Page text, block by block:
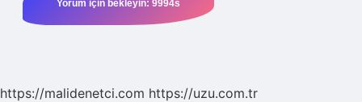
https://malidenetci.com https://uzu.com.tr